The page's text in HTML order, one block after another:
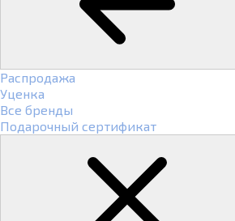
Распродажа
Уценка
Все бренды
Подарочный сертификат